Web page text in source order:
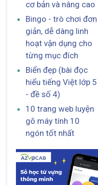
cơ bản và nâng cao
Bingo - trò chơi đơn
giản, dễ dàng linh
hoạt vận dụng cho
từng mục đích
Biển đẹp (bài đọc
hiểu tiếng Việt lớp 5
- đề số 4)
10 trang web luyện
gõ máy tính 10
ngón tốt nhất